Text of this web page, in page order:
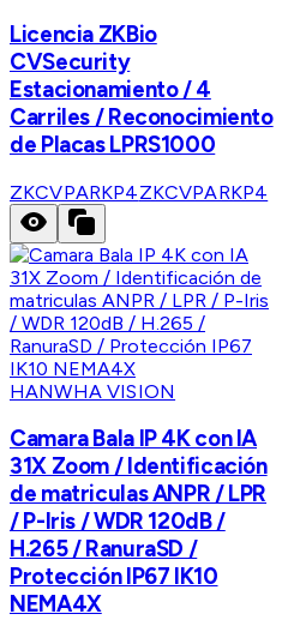
Licencia ZKBio
CVSecurity
Estacionamiento / 4
Carriles / Reconocimiento
de Placas LPRS1000
ZKCVPARKP4ZKCVPARKP4
HANWHA VISION
Camara Bala IP 4K con IA
31X Zoom / Identificación
de matriculas ANPR / LPR
/ P-Iris / WDR 120dB /
H.265 / RanuraSD /
Protección IP67 IK10
NEMA4X